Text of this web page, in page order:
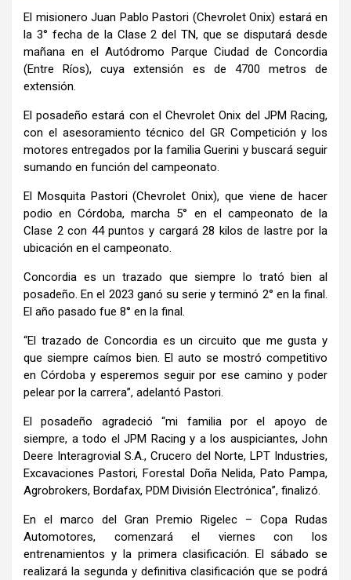
El misionero Juan Pablo Pastori (Chevrolet Onix) estará en
la 3° fecha de la Clase 2 del TN, que se disputará desde
mañana en el Autódromo Parque Ciudad de Concordia
(Entre Ríos), cuya extensión es de 4700 metros de
extensión.
El posadeño estará con el Chevrolet Onix del JPM Racing,
con el asesoramiento técnico del GR Competición y los
motores entregados por la familia Guerini y buscará seguir
sumando en función del campeonato.
El Mosquita Pastori (Chevrolet Onix), que viene de hacer
podio en Córdoba, marcha 5° en el campeonato de la
Clase 2 con 44 puntos y cargará 28 kilos de lastre por la
ubicación en el campeonato.
Concordia es un trazado que siempre lo trató bien al
posadeño. En el 2023 ganó su serie y terminó 2° en la final.
El año pasado fue 8° en la final.
“El trazado de Concordia es un circuito que me gusta y
que siempre caímos bien. El auto se mostró competitivo
en Córdoba y esperemos seguir por ese camino y poder
pelear por la carrera”, adelantó Pastori.
El posadeño agradeció “mi familia por el apoyo de
siempre, a todo el JPM Racing y a los auspiciantes, John
Deere Interagrovial S.A., Crucero del Norte, LPT Industries,
Excavaciones Pastori, Forestal Doña Nelida, Pato Pampa,
Agrobrokers, Bordafax, PDM División Electrónica”, finalizó.
En el marco del Gran Premio Rigelec – Copa Rudas
Automotores, comenzará el viernes con los
entrenamientos y la primera clasificación. El sábado se
realizará la segunda y definitiva clasificación que se podrá